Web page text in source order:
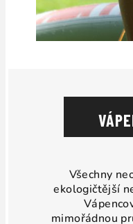
Všechny
ekologičtější
mimořádnou